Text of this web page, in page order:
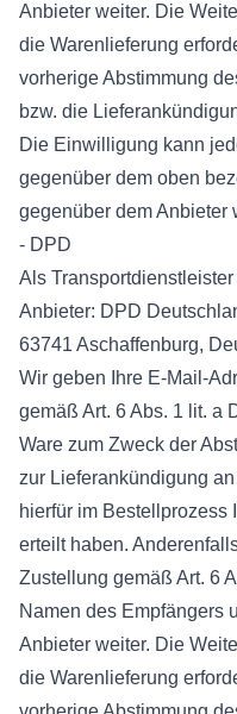
Anbieter weiter. Die
die Warenlieferung
vorherige Abstimmung
bzw. die
Die Einwilligung kann
gegenüber dem oben
gegenüber dem Anbieter
- DPD
Als
Anbieter: DPD
63741 Aschaffenburg,
Wir geben Ihre E-Mail-
gemäß Art. 6 Abs. 1 lit. a
Ware zum Zweck der
zur Lieferankündigung
hierfür im
erteilt haben.
Zustellung gemäß Art. 6
Namen des Empfängers
Anbieter weiter. Die
die Warenlieferung